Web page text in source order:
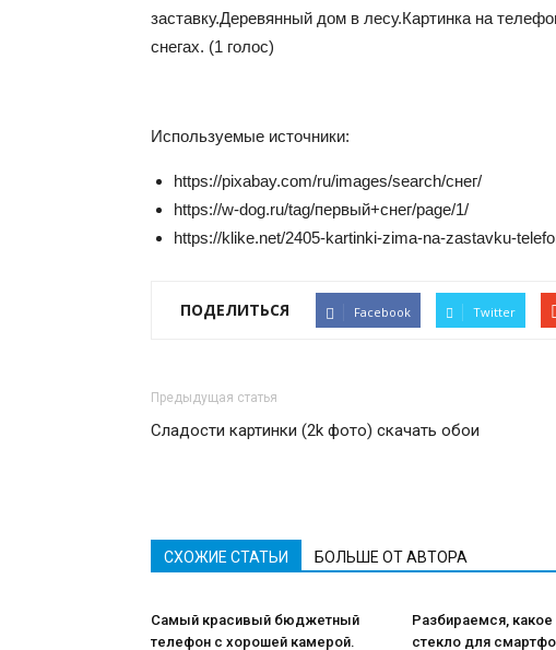
заставку.Деревянный дом в лесу.Картинка на
снегах. (1 голос)
Используемые источники:
https://pixabay.com/ru/images/search/снег/
https://w-dog.ru/tag/первый+снег/page/1/
https://klike.net/2405-kartinki-zima-na-zastavku-
ПОДЕЛИТЬСЯ Facebook Twitter
Предыдущая статья
Сладости картинки (2k фото) скачать обои
СХОЖИЕ СТАТЬИ БОЛЬШЕ ОТ АВТОРА
Самый красивый бюджетный
телефон с хорошей камерой.
Разбираемся,
стекло для